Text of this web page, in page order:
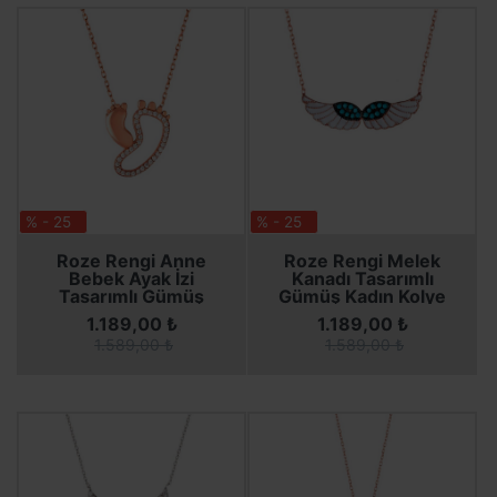
% - 25
Roze Rengi Anne
Bebek Ayak İzi
Tasarımlı Gümüş
Kadın Kolye
SEPETE EKLE
1.189,00 ₺
SEPETE EKLE
% - 25
Roze Rengi Melek
Kanadı Tasarımlı
Gümüş Kadın Kolye
SEPETE EKLE
1.189,00 ₺
SEPETE EKLE